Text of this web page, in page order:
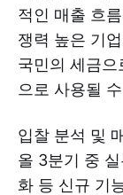
적인 매출 흐
쟁력 높은 기
국민의 세금
으로 사용될
입찰 분석 및
올 3분기 중
화 등 신규 기